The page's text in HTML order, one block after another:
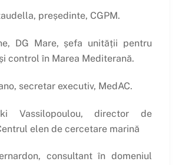
președinte, CGPM.
DG Mare, șefa unității pentru
control în Marea Mediterană.
secretar executiv, MedAC.
Vassilopoulou, director de
elen de cercetare marină
consultant în domeniul